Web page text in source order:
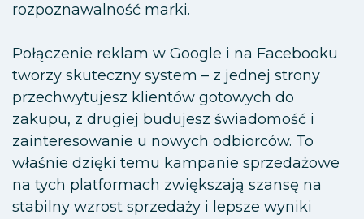
rozpoznawalność marki.
Połączenie reklam w Google i na Facebooku
tworzy skuteczny system – z jednej strony
przechwytujesz klientów gotowych do
zakupu, z drugiej budujesz świadomość i
zainteresowanie u nowych odbiorców. To
właśnie dzięki temu kampanie sprzedażowe
na tych platformach zwiększają szansę na
stabilny wzrost sprzedaży i lepsze wyniki